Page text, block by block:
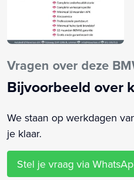
Metaalkleur
Navigatiesysteem
Parkeersensor voor en achter
Sportstoelen
Sportstuur leder
Verkeersbord detectie
Voorstoelen verwarmd
Wallbox kabel
Achterbank in delen
Vragen over deze
Bijvoorbeeld over
We staan op werkdagen
je klaar.
Stel je vraag via